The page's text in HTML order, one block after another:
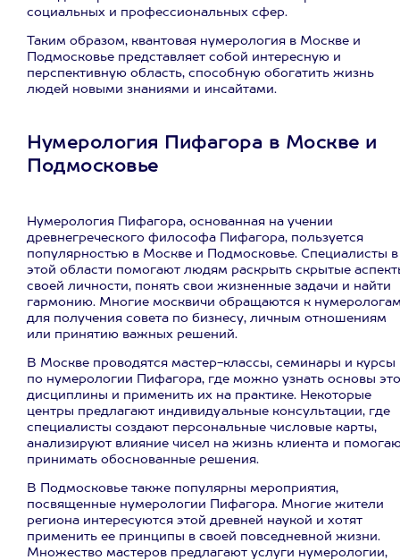
социальных и профессиональных сфер.
Таким образом, квантовая нумерология в Москве и
Подмосковье представляет собой интересную и
перспективную область, способную обогатить жизнь
людей новыми знаниями и инсайтами.
Нумерология Пифагора в Москве и
Подмосковье
Нумерология Пифагора, основанная на учении
древнегреческого философа Пифагора, пользуется
популярностью в Москве и Подмосковье. Специалисты в
этой области помогают людям раскрыть скрытые
своей личности, понять свои жизненные задачи и найти
гармонию. Многие москвичи обращаются к
для получения совета по бизнесу, личным отношениям
или принятию важных решений.
В Москве проводятся мастер-классы, семинары и курсы
по нумерологии Пифагора, где можно узнать основы
дисциплины и применить их на практике. Некоторые
центры предлагают индивидуальные консультации, где
специалисты создают персональные числовые карты,
анализируют влияние чисел на жизнь клиента и
принимать обоснованные решения.
В Подмосковье также популярны мероприятия,
посвященные нумерологии Пифагора. Многие жители
региона интересуются этой древней наукой и хотят
применить ее принципы в своей повседневной жизни.
Множество мастеров предлагают услуги нумерологии,